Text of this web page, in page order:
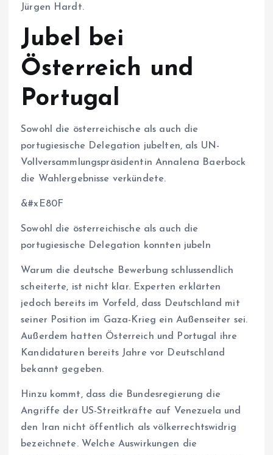
Jürgen Hardt.
Jubel bei
Österreich und
Portugal
Sowohl die österreichische als auch die
portugiesische Delegation jubelten, als UN-
Vollversammlungspräsidentin Annalena Baerbock
die Wahlergebnisse verkündete.
&#xE80F
Sowohl die österreichische als auch die
portugiesische Delegation konnten jubeln
Warum die deutsche Bewerbung schlussendlich
scheiterte, ist nicht klar. Experten erklärten
jedoch bereits im Vorfeld, dass Deutschland mit
seiner Position im Gaza-Krieg ein Außenseiter sei.
Außerdem hatten Österreich und Portugal ihre
Kandidaturen bereits Jahre vor Deutschland
bekannt gegeben.
Hinzu kommt, dass die Bundesregierung die
Angriffe der US-Streitkräfte auf Venezuela und
den Iran nicht öffentlich als völkerrechtswidrig
bezeichnete. Welche Auswirkungen die